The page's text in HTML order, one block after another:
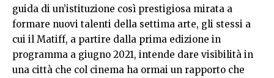
guida di un’istituzione così prestigiosa mirata a
formare nuovi talenti della settima arte, gli stessi a
cui il Matiff, a partire dalla prima edizione in
programma a giugno 2021, intende dare visibilità in
una città che col cinema ha ormai un rapporto che